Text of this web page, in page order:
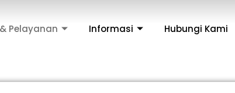
Pelayanan Informasi Hubungi Kami